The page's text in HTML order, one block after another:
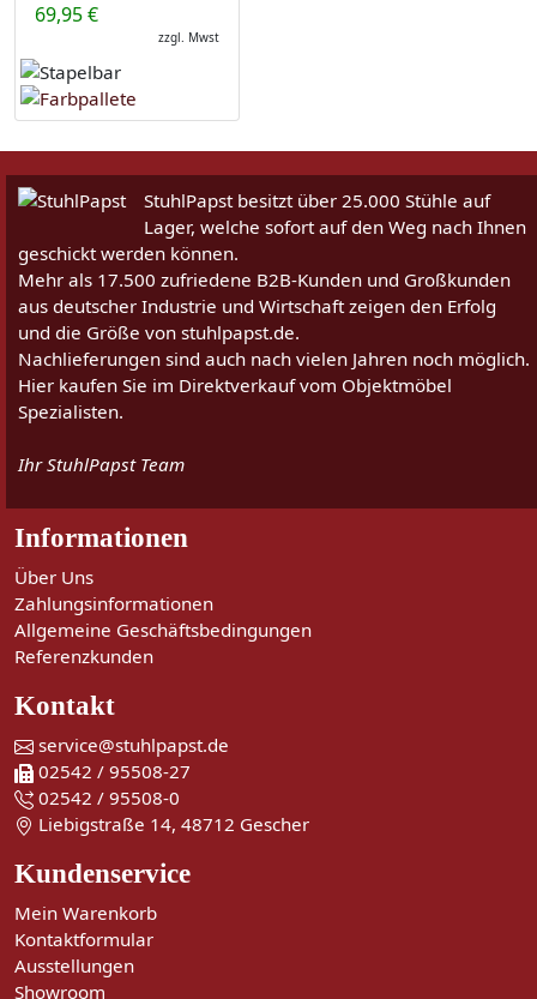
69,95 €
zzgl. Mwst
StuhlPapst besitzt über 25.000 Stühle auf
Lager, welche sofort auf den Weg nach Ihnen
geschickt werden können.
Mehr als 17.500 zufriedene B2B-Kunden und Großkunden
aus deutscher Industrie und Wirtschaft zeigen den Erfolg
und die Größe von stuhlpapst.de.
Nachlieferungen sind auch nach vielen Jahren noch möglich.
Hier kaufen Sie im Direktverkauf vom Objektmöbel
Spezialisten.
Ihr StuhlPapst Team
Informationen
Über Uns
Zahlungsinformationen
Allgemeine Geschäftsbedingungen
Referenzkunden
Kontakt
service@stuhlpapst.de
02542 / 95508-27
02542 / 95508-0
Liebigstraße 14, 48712 Gescher
Kundenservice
Mein Warenkorb
Kontaktformular
Ausstellungen
Showroom